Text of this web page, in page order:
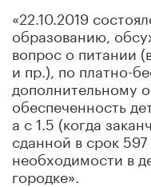
«22.10.2019
образованию,
вопрос о питании
и пр.), по платно-
дополнительному
обеспеченность
а с 1.5 (когда
сданной в срок
необходимости в
городке».